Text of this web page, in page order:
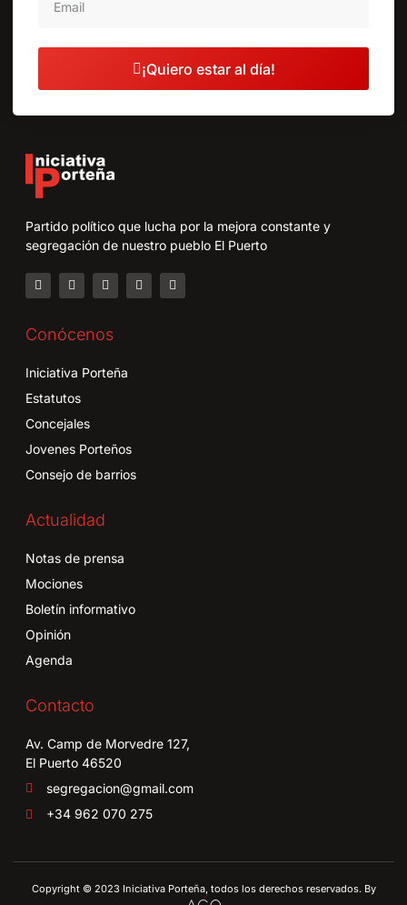
¡Quiero estar al día!
Partido político que lucha por la mejora constante y
segregación de nuestro pueblo El Puerto
Conócenos
Iniciativa Porteña
Estatutos
Concejales
Jovenes Porteños
Consejo de barrios
Actualidad
Notas de prensa
Mociones
Boletín informativo
Opinión
Agenda
Contacto
Av. Camp de Morvedre 127,
El Puerto 46520
segregacion@gmail.com
+34 962 070 275
Copyright © 2023 Iniciativa Porteña, todos los derechos reservados. By